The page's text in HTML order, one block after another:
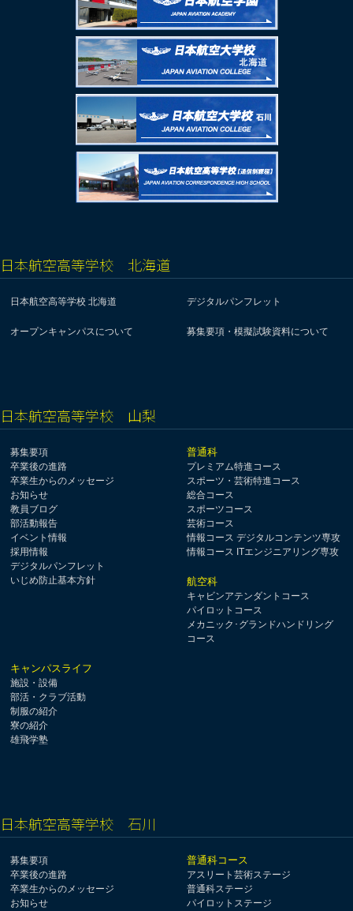
日本航空高等学校 北海道
日本航空高等学校 北海道 デジタルパンフレット
オープンキャンパスについて 募集要項・模擬試験資料について
日本航空高等学校 山梨
募集要項
卒業後の進路
卒業生からのメッセージ
お知らせ
教員ブログ
部活動報告
イベント情報
採用情報
デジタルパンフレット
いじめ防止基本方針
普通科
プレミアム特進コース
スポーツ・芸術特進コース
総合コース
スポーツコース
芸術コース
情報コース デジタルコンテンツ専攻
情報コース ITエンジニアリング専攻
航空科
キャビンアテンダントコース
パイロットコース
メカニック･グランドハンドリング
コース
キャンパスライフ
施設・設備
部活・クラブ活動
制服の紹介
寮の紹介
雄飛学塾
日本航空高等学校 石川
募集要項
卒業後の進路
卒業生からのメッセージ
お知らせ
普通科コース
アスリート芸術ステージ
普通科ステージ
パイロットステージ